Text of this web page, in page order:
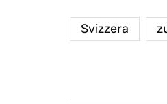
Svizzera